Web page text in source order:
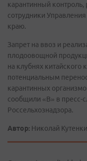
карантинный
сотрудники
краю.
Запрет на ввоз и
плодоовощной
на клубнях китайского
потенциальным
карантинных
сообщили «В» в пресс-
Россельхознадзора.
Автор: Николай